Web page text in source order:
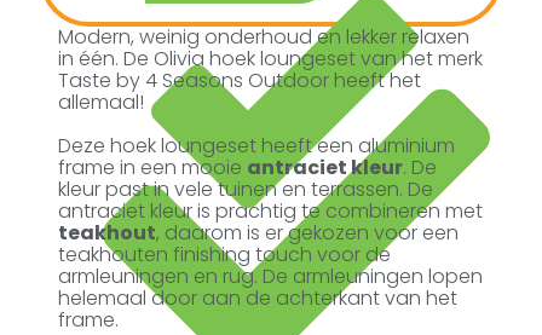
Modern, weinig onderhoud en lekker relaxen
in één. De Olivia hoek loungeset van het merk
Taste by 4 Seasons Outdoor heeft het
allemaal!
Deze hoek loungeset heeft een aluminium
frame in een mooie antraciet kleur. De
kleur past in vele tuinen en terrassen. De
antraciet kleur is prachtig te combineren met
teakhout, daarom is er gekozen voor een
teakhouten finishing touch voor de
armleuningen en rug. De armleuningen lopen
helemaal door aan de achterkant van het
frame.